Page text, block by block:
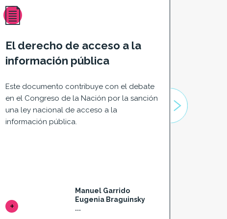
El derecho de acceso a la
información pública
Este documento contribuye con el debate
en el Congreso de la Nación por la sanción
una ley nacional de acceso a la
información pública.
Manuel Garrido
Eugenia Braguinsky
...